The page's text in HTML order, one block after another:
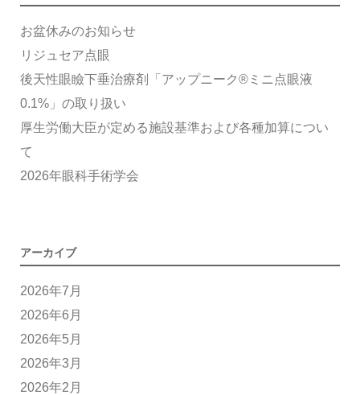
お盆休みのお知らせ
リジュセア点眼
後天性眼瞼下垂治療剤「アップニーク®ミニ点眼液
0.1%」の取り扱い
厚生労働大臣が定める施設基準および各種加算につい
て
2026年眼科手術学会
アーカイブ
2026年7月
2026年6月
2026年5月
2026年3月
2026年2月